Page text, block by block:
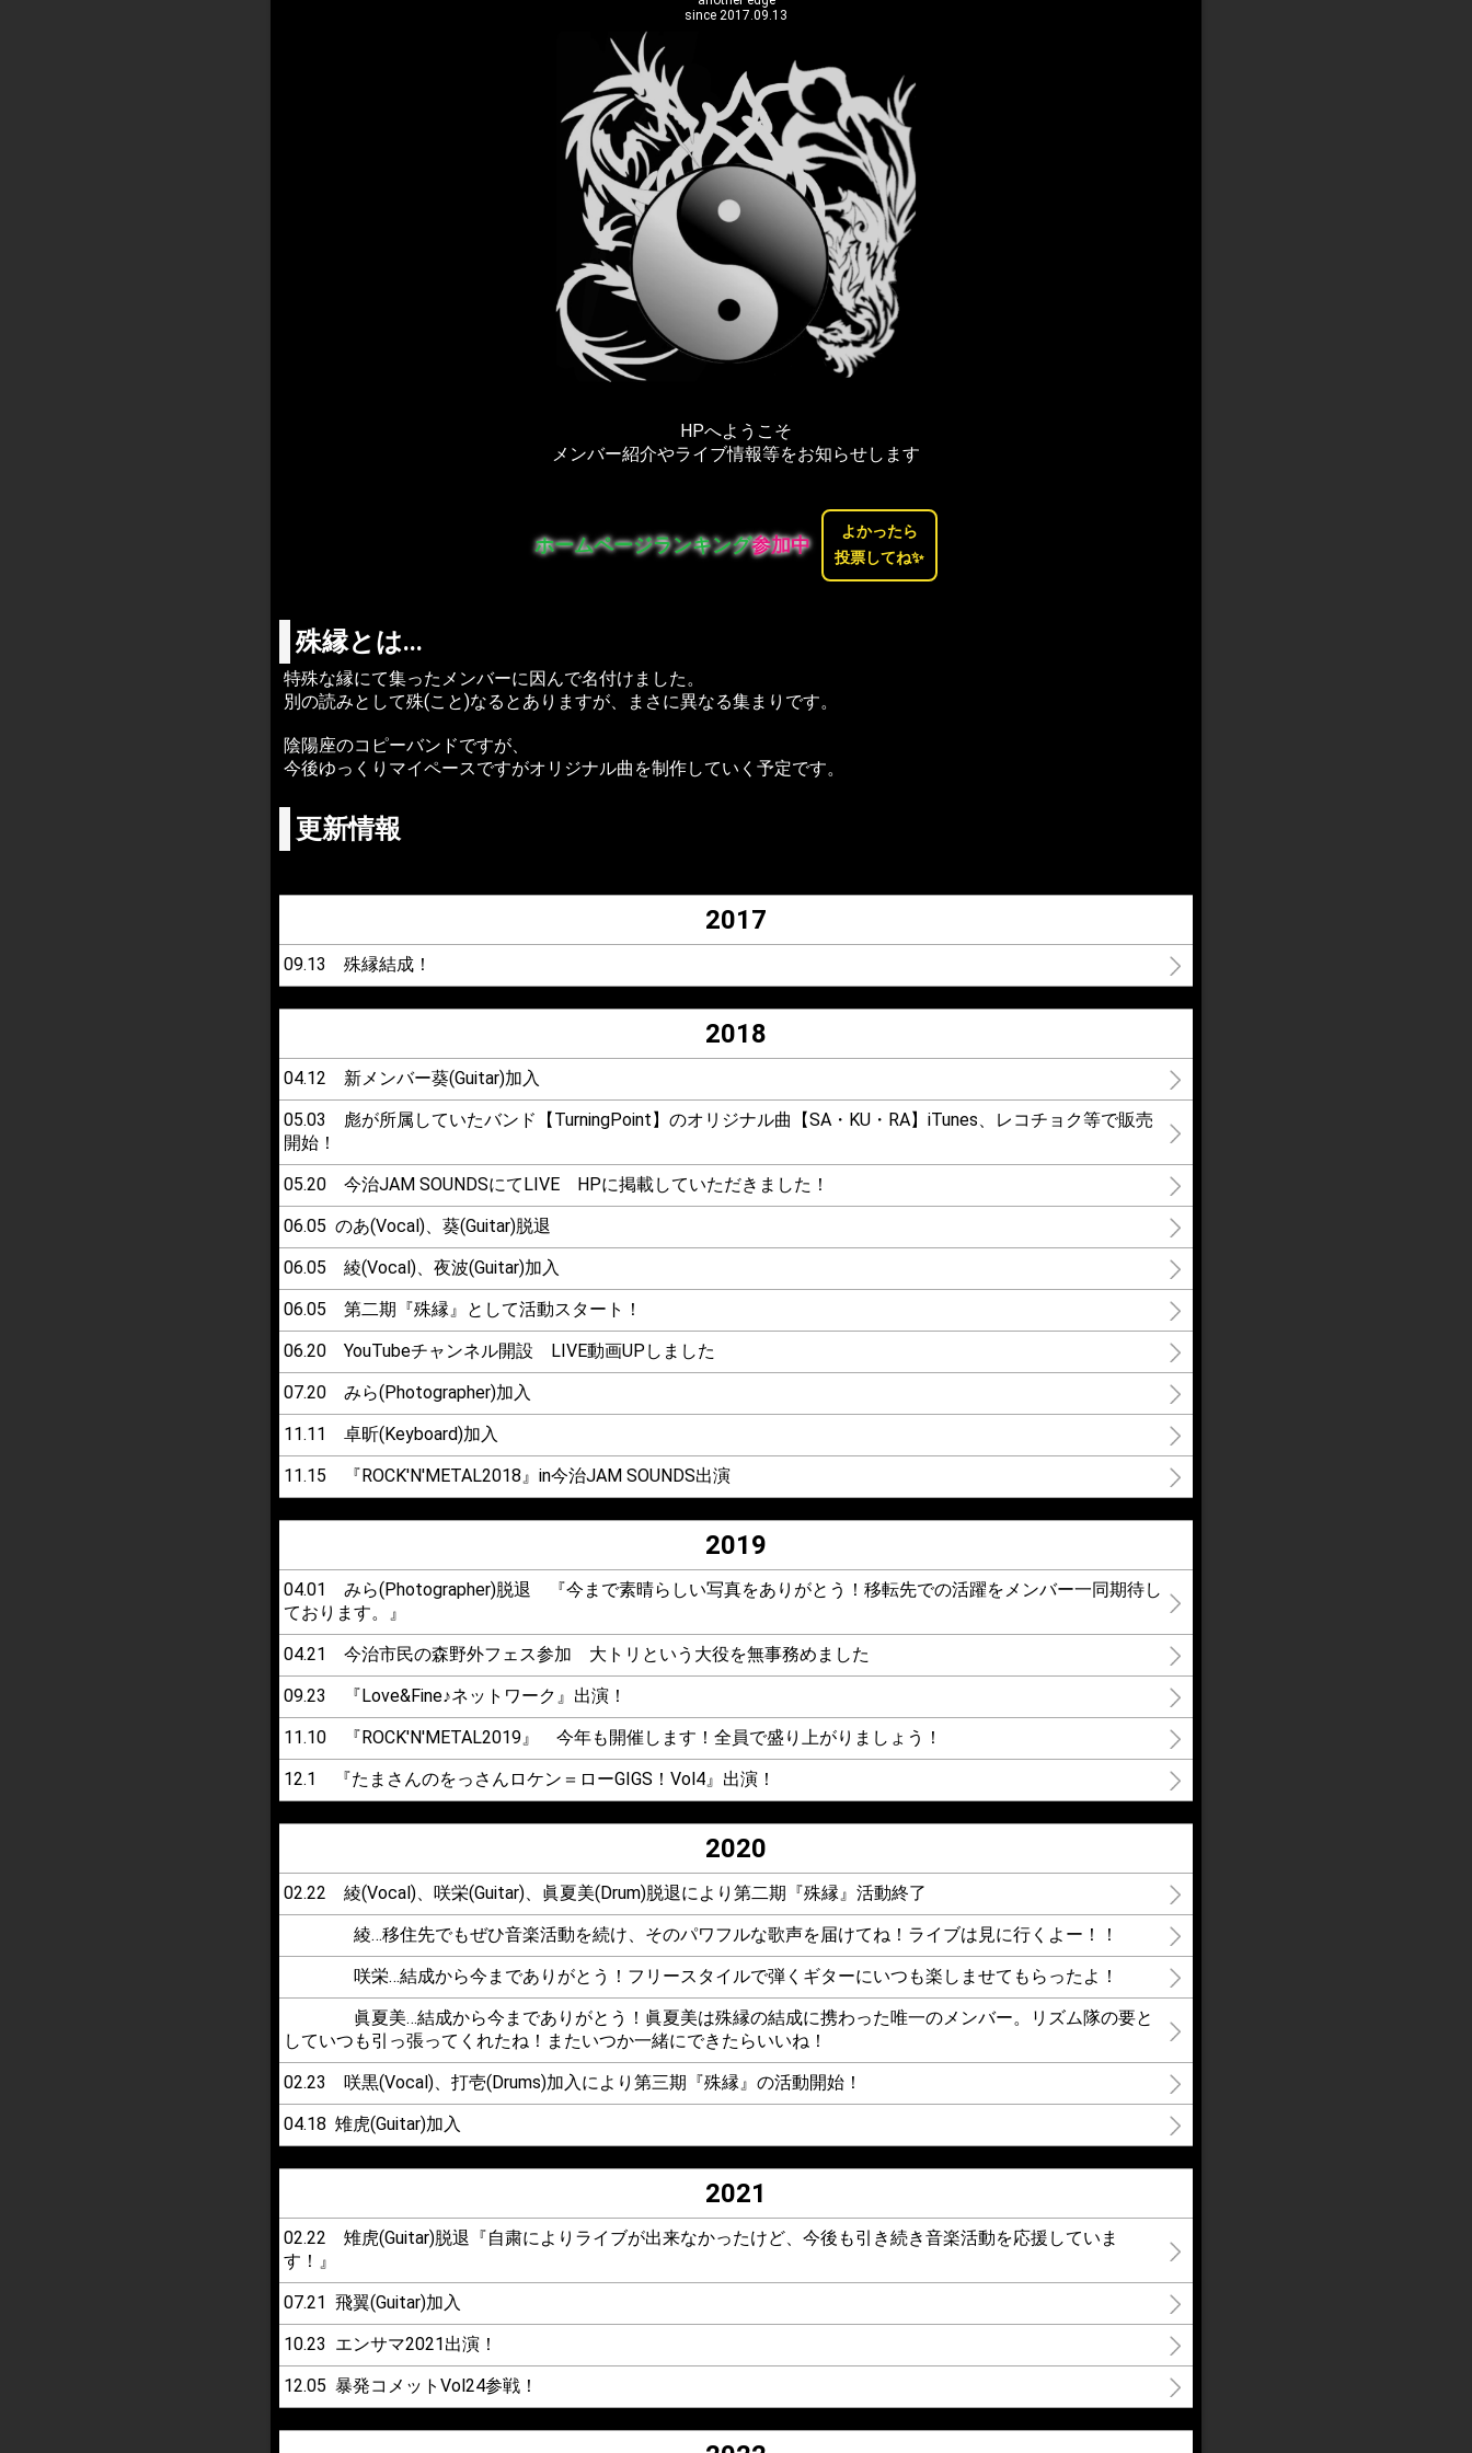
since 2017.09.13
HPへようこそ
メンバー紹介やライブ情報等をお知らせします
ホームページランキング参加中
よかったら
投票してね✨
殊縁とは...
特殊な縁にて集ったメンバーに因んで名付けました。
別の読みとして殊(こと)なるとありますが、まさに異なる集まりです。
陰陽座のコピーバンドですが、
今後ゆっくりマイペースですがオリジナル曲を制作していく予定です。
更新情報
2017
09.13 殊縁結成！
2018
04.12 新メンバー葵(Guitar)加入
05.03 彪が所属していたバンド【TurningPoint】のオリジナル曲【SA・KU・RA】iTunes、レコチョク等で販売
開始！
05.20 今治JAM SOUNDSにてLIVE HPに掲載していただきました！
06.05 のあ(Vocal)、葵(Guitar)脱退
06.05 綾(Vocal)、夜波(Guitar)加入
06.05 第二期『殊縁』として活動スタート！
06.20 YouTubeチャンネル開設 LIVE動画UPしました
07.20 みら(Photographer)加入
11.11 卓昕(Keyboard)加入
11.15 『ROCK'N'METAL2018』in今治JAM SOUNDS出演
2019
04.01 みら(Photographer)脱退 『今まで素晴らしい写真をありがとう！移転先での活躍をメンバー一同期待し
ております。』
04.21 今治市民の森野外フェス参加 大トリという大役を無事務めました
09.23 『Love&Fine♪ネットワーク』出演！
11.10 『ROCK'N'METAL2019』 今年も開催します！全員で盛り上がりましょう！
12.1 『たまさんのをっさんロケン＝ローGIGS！Vol4』出演！
2020
02.22 綾(Vocal)、咲栄(Guitar)、眞夏美(Drum)脱退により第二期『殊縁』活動終了
綾…移住先でもぜひ音楽活動を続け、そのパワフルな歌声を届けてね！ライブは見に行くよー！！
咲栄…結成から今までありがとう！フリースタイルで弾くギターにいつも楽しませてもらったよ！
眞夏美…結成から今までありがとう！眞夏美は殊縁の結成に携わった唯一のメンバー。リズム隊の要と
していつも引っ張ってくれたね！またいつか一緒にできたらいいね！
02.23 咲黒(Vocal)、打壱(Drums)加入により第三期『殊縁』の活動開始！
04.18 雉虎(Guitar)加入
2021
02.22 雉虎(Guitar)脱退『自粛によりライブが出来なかったけど、今後も引き続き音楽活動を応援していま
す！』
07.21 飛翼(Guitar)加入
10.23 エンサマ2021出演！
12.05 暴発コメットVol24参戦！